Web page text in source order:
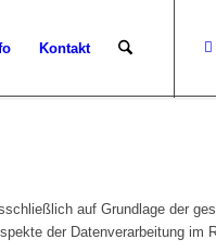
Kontakt
auf Grundlage der
der Datenverarbeitung im